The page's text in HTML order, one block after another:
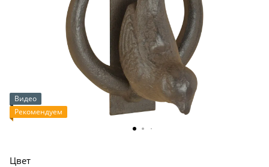
Видео
Рекомендуем
Цвет